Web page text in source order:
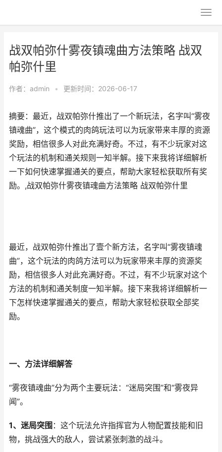
战双帕弥什雾夜镇魂曲方法策略 战双
帕弥什里
作者： admin • 更新时间：2026-06-17
摘要：最近，战双帕弥什推出了一个新玩法，名字叫“雾夜
镇魂曲”，这个模式的肉鸽玩法可以为玩家带来丰厚的资源
奖励，相信很多人对此充满好奇。不过，有不少玩家对这
个玩法的机制和通关规则一知半解。接下来我将详细解析
一下如何快速掌握通关的要点，帮助大家轻松获取所有奖
励。,战双帕弥什雾夜镇魂曲方法策略 战双帕弥什里
最近，战双帕弥什推出了壹个新方法，名字叫“雾夜镇魂
曲”，这个玩法的肉鸽方法可以为玩家带来丰厚的资源奖
励，相信很多人对此充满好奇。不过，有不少玩家对这个
方法的机制和通关制度一知半解。接下来我将详细解析一
下怎样快速掌握通关的要点，帮助大家轻松获取全部奖
励。
一、方法详细解答
“雾夜镇魂曲”分为两个主要玩法：“迷局突围”和“雾夜异
闻”。
1、迷局突围 ：这个玩法允许指挥官为人物配置技能和旧
物，挑战强大的敌人，尝试紧张刺激的战斗。